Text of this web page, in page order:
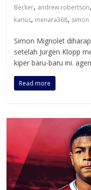
Becker, andrew robertson,
karius, menara368, simon
Simon Mignolet
setelah Jurgen Klopp
kiper baru-baru ini.
Read more